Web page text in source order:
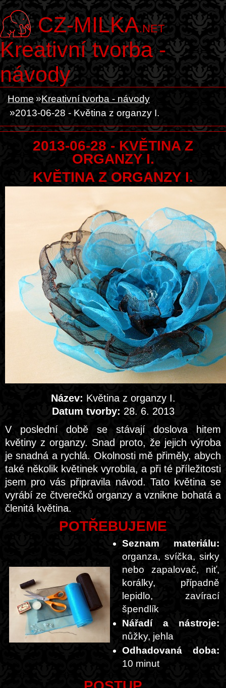
CZ-MILKA.NET
Kreativní tvorba -
návody
Home
Kreativní tvorba - návody
2013-06-28 - Květina z organzy I.
2013-06-28 - KVĚTINA Z
ORGANZY I.
KVĚTINA Z ORGANZY I.
Název: Květina z organzy I.
Datum tvorby: 28. 6. 2013
V poslední době se stávají doslova hitem
květiny z organzy. Snad proto, že jejich výroba
je snadná a rychlá. Okolnosti mě přiměly, abych
také několik květinek vyrobila, a při té příležitosti
jsem pro vás připravila návod. Tato květina se
vyrábí ze čtverečků organzy a vznikne bohatá a
členitá květina.
POTŘEBUJEME
Seznam materiálu:
organza, svíčka, sirky
nebo zapalovač, niť,
korálky, případně
lepidlo, zavírací
špendlík
Nářadí a nástroje:
nůžky, jehla
Odhadovaná doba:
10 minut